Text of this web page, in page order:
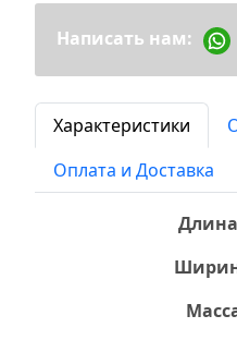
Написать нам:
Характеристики
Оплата и Доставка